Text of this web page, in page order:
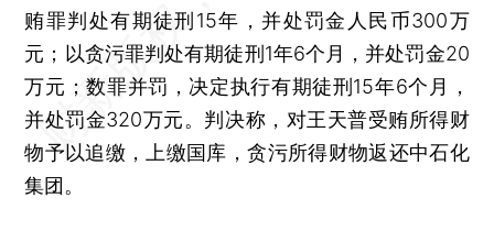
贿罪判处有期徒刑15年，并处罚金人民币300万
元；以贪污罪判处有期徒刑1年6个月，并处罚金20
万元；数罪并罚，决定执行有期徒刑15年6个月，
并处罚金320万元。判决称，对王天普受贿所得财
物予以追缴，上缴国库，贪污所得财物返还中石化
集团。